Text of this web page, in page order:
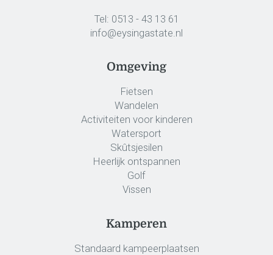
Tel: 0513 - 43 13 61
info@eysingastate.nl
Omgeving
Fietsen
Wandelen
Activiteiten voor kinderen
Watersport
Skûtsjesilen
Heerlijk ontspannen
Golf
Vissen
Kamperen
Standaard kampeerplaatsen